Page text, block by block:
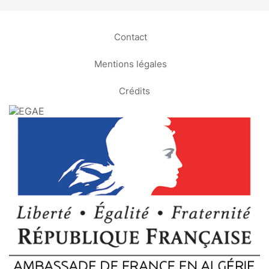
Contact
Mentions légales
Crédits